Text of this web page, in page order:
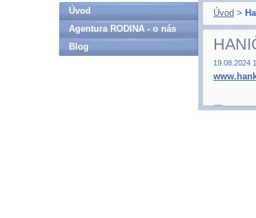
Úvod >
19.08.2024
Zpět
Úvod
Agentura RODINA - o nás
Blog